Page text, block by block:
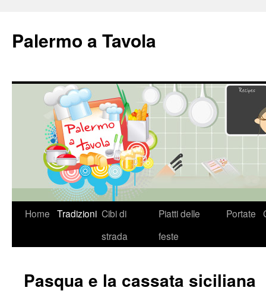
Palermo a Tavola
VaiHome Tradizioni Cibi di
strada
Piatti delle
feste
Portate
Pasqua e la cassata siciliana